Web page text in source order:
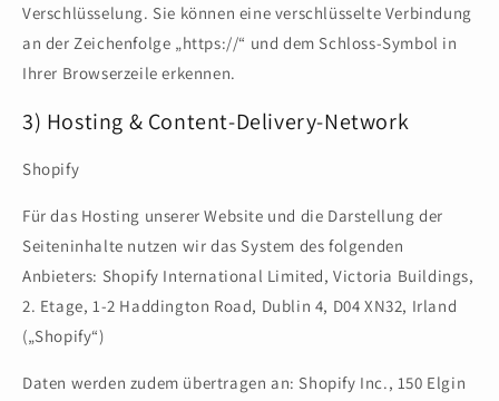
Verschlüsselung. Sie können eine verschlüsselte Verbindung
an der Zeichenfolge „https://“ und dem Schloss-Symbol in
Ihrer Browserzeile erkennen.
3) Hosting & Content-Delivery-Network
Shopify
Für das Hosting unserer Website und die Darstellung der
Seiteninhalte nutzen wir das System des folgenden
Anbieters: Shopify International Limited, Victoria Buildings,
2. Etage, 1-2 Haddington Road, Dublin 4, D04 XN32, Irland
(„Shopify“)
Daten werden zudem übertragen an: Shopify Inc., 150 Elgin